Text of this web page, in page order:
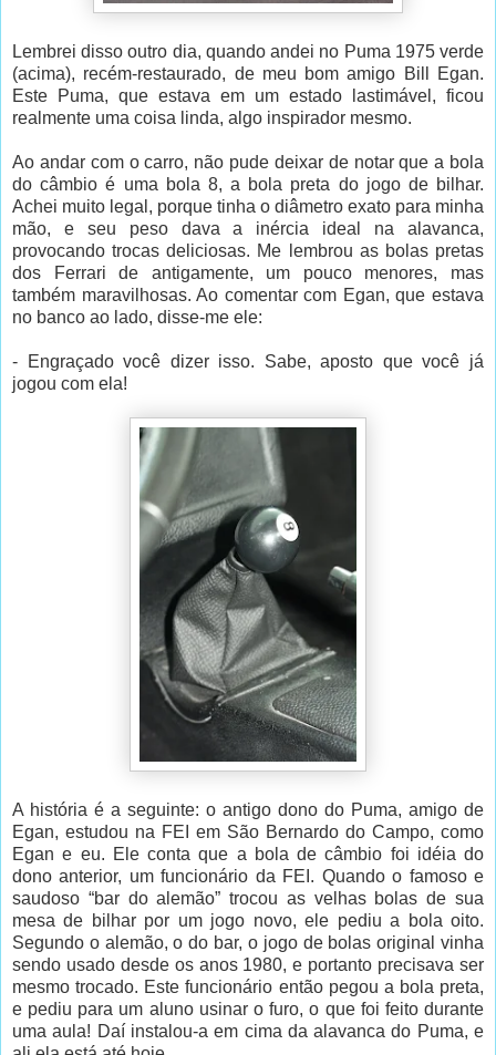
Lembrei disso outro dia, quando andei no Puma 1975 verde
(acima), recém-restaurado, de meu bom amigo Bill Egan.
Este Puma, que estava em um estado lastimável, ficou
realmente uma coisa linda, algo inspirador mesmo.
Ao andar com o carro, não pude deixar de notar que a bola
do câmbio é uma bola 8, a bola preta do jogo de bilhar.
Achei muito legal, porque tinha o diâmetro exato para minha
mão, e seu peso dava a inércia ideal na alavanca,
provocando trocas deliciosas. Me lembrou as bolas pretas
dos Ferrari de antigamente, um pouco menores, mas
também maravilhosas. Ao comentar com Egan, que estava
no banco ao lado, disse-me ele:
- Engraçado você dizer isso. Sabe, aposto que você já
jogou com ela!
A história é a seguinte: o antigo dono do Puma, amigo de
Egan, estudou na FEI em São Bernardo do Campo, como
Egan e eu. Ele conta que a bola de câmbio foi idéia do
dono anterior, um funcionário da FEI. Quando o famoso e
saudoso “bar do alemão” trocou as velhas bolas de sua
mesa de bilhar por um jogo novo, ele pediu a bola oito.
Segundo o alemão, o do bar, o jogo de bolas original vinha
sendo usado desde os anos 1980, e portanto precisava ser
mesmo trocado. Este funcionário então pegou a bola preta,
e pediu para um aluno usinar o furo, o que foi feito durante
uma aula! Daí instalou-a em cima da alavanca do Puma, e